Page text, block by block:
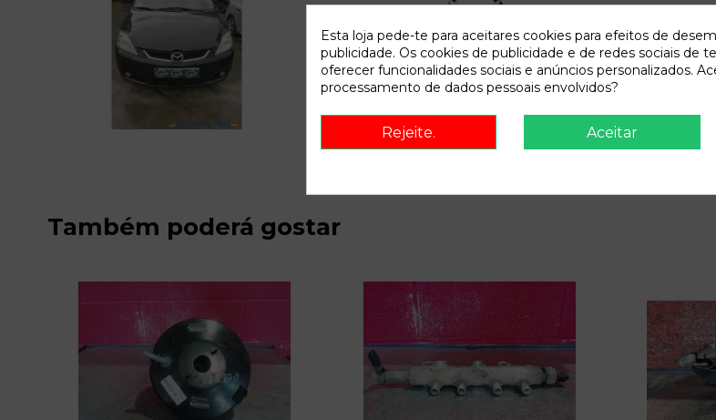
Recambio de
(105kw) |
Também poderá gostar
Esta loja pede-te para aceitares cookies para efeitos de
publicidade. Os cookies de publicidade e de redes sociais de
oferecer funcionalidades sociais e anúncios personalizados.
processamento de dados pessoais envolvidos?
Rejeite. Aceitar